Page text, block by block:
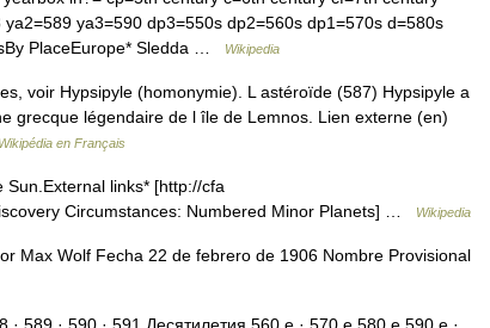
ya3=590 dp3=550s dp2=560s dp1=570s d=580s
PlaceEurope* Sledda …
Wikipedia
voir Hypsipyle (homonymie). L astéroïde (587) Hypsipyle a
grecque légendaire de l île de Lemnos. Lien externe (en)
Wikipédia en Français
links* [http://cfa
Circumstances: Numbered Minor Planets] …
Wikipedia
Max Wolf Fecha 22 de febrero de 1906 Nombre Provisional